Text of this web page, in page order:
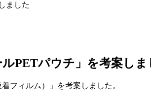
ました
PETパウチ」を考案しま
フィルム）」を考案しました。